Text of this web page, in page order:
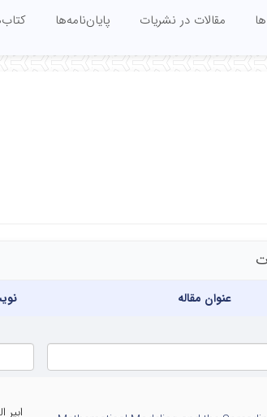
مقالات در نشریات پایان‌نامه‌ها
Department
عنوان مقاله
ابیر